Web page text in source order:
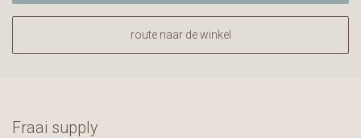
route naar de winkel
Fraai supply